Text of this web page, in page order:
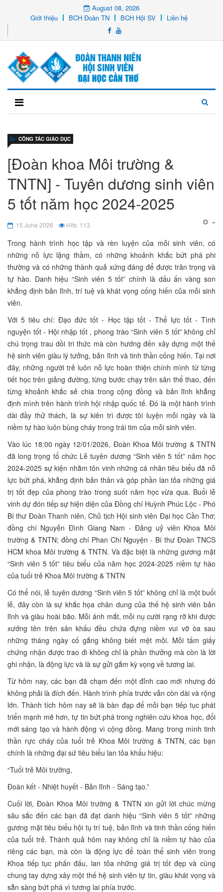
August 08, 2026
Giới thiệu
BCH Đoàn TN BCH Hội SV Liên hệ
[Đoàn khoa Môi trường &
TNTN] - Tuyên dương sinh viên
5 tốt năm học 2024-2025
CÔNG TÁC GIÁO DỤC
15 June 2026 Hits: 113
Trong hành trình học tập và rèn luyện của mỗi sinh viên, có
những nỗ lực lặng thầm, có những khoảnh khắc bứt phá phi
thường và có những thành quả xứng đáng để được trân trọng và
tự hào. Danh hiệu “Sinh viên 5 tốt” chính là dấu ấn vàng son
khẳng định bản lĩnh, trí tuệ và khát vọng cống hiến của mỗi sinh
viên.
Với 5 tiêu chí: Đạo đức tốt - Học tập tốt - Thể lực tốt - Tình
nguyện tốt - Hội nhập tốt , phong trào “Sinh viên 5 tốt” không chỉ
chú trọng trau dồi tri thức mà còn hướng đến xây dựng một thế
hệ sinh viên giàu lý tưởng, bản lĩnh và tinh thần cống hiến. Tại nơi
đây, những người trẻ luôn nỗ lực hoàn thiện chính mình từ từng
tiết học trên giảng đường, từng bước chạy trên sân thể thao, đến
từng khoảnh khắc sẻ chia trong cộng đồng và bản lĩnh khẳng
định mình trên hành trình hội nhập quốc tế. Đó là một hành trình
dài đầy thử thách, là sự kiên trì được tôi luyện mỗi ngày và là
niềm tự hào luôn bùng cháy trong trái tim của mỗi sinh viên.
Vào lúc 18:00 ngày 12/01/2026, Đoàn Khoa Môi trường & TNTN
đã long trọng tổ chức Lễ tuyên dương “Sinh viên 5 tốt” năm học
2024-2025 sự kiện nhằm tôn vinh những cá nhân tiêu biểu đã nỗ
lực bứt phá, khẳng định bản thân và góp phần lan tỏa những giá
trị tốt đẹp của phong trào trong suốt năm học vừa qua. Buổi lễ
vinh dự đón tiếp sự hiện diện của Đồng chí Huỳnh Phúc Lộc - Phó
Bí thư Đoàn Thanh niên, Chủ tịch Hội sinh viên Đại học Cần Thơ;
đồng chí Nguyễn Đình Giang Nam - Đảng uỷ viên Khoa Môi
trường & TNTN; đồng chí Phan Chí Nguyện - Bí thư Đoàn TNCS
HCM khoa Môi trường & TNTN. Và đặc biệt là những gương mặt
“Sinh viên 5 tốt” tiêu biểu của năm học 2024-2025 niềm tự hào
của tuổi trẻ Khoa Môi trường & TNTN
Có thể nói, lễ tuyên dương “Sinh viên 5 tốt” không chỉ là một buổi
lễ, đây còn là sự khắc họa chân dung của thế hệ sinh viên bản
lĩnh và giàu hoài bão. Mỗi ánh mắt, mỗi nụ cười rạng rỡ khi được
xướng tên trên sân khấu đều chứa đựng niềm vui vỡ òa sau
những tháng ngày cố gắng không biết mệt mỏi. Mỗi tấm giấy
chứng nhận được trao đi không chỉ là phần thưởng mà còn là lời
ghi nhận, là động lực và là sự gửi gắm kỳ vọng về tương lai.
Từ hôm nay, các bạn đã chạm đến một đỉnh cao mới nhưng đó
không phải là đích đến. Hành trình phía trước vẫn còn dài và rộng
lớn. Thành tích hôm nay sẽ là bàn đạp để mỗi bạn tiếp tục phát
triển mạnh mẽ hơn, tự tin bứt phá trong nghiên cứu khoa học, đổi
mới sáng tạo và hành động vì cộng đồng. Mang trong mình tinh
thần rực cháy của tuổi trẻ Khoa Môi trường & TNTN, các bạn
chính là những đại sứ tiêu biểu lan tỏa khẩu hiệu:
“Tuổi trẻ Môi trường,
Đoàn kết - Nhiệt huyết - Bản lĩnh - Sáng tạo.”
Cuối lời, Đoàn Khoa Môi trường & TNTN xin gửi lời chúc mừng
sâu sắc đến các bạn đã đạt danh hiệu “Sinh viên 5 tốt” những
gương mặt tiêu biểu hội tụ trí tuệ, bản lĩnh và tinh thần cống hiến
của tuổi trẻ. Thành quả hôm nay không chỉ là niềm tự hào của
riêng các bạn, mà còn là động lực để toàn thể sinh viên trong
Khoa tiếp tục phấn đấu, lan tỏa những giá trị tốt đẹp và cùng
chung tay dựng xây một thế hệ sinh viên tự tin, giàu khát vọng và
sẵn sàng bứt phá vì tương lai phía trước.